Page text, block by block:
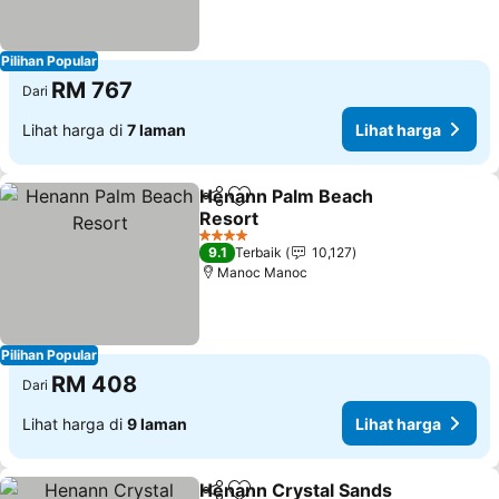
Pilihan Popular
Dari RM 767
Lihat harga di 7 laman Lihat harga
Pilihan Popular
KongsiTambah ke favorit
Henann Palm Beach
Resort
Lihat harga
4 Bintang
9.1 Terbaik
10,127
Manoc Manoc
Dari RM 408
Lihat harga di 9 laman Lihat harga
Henann Crystal Sands